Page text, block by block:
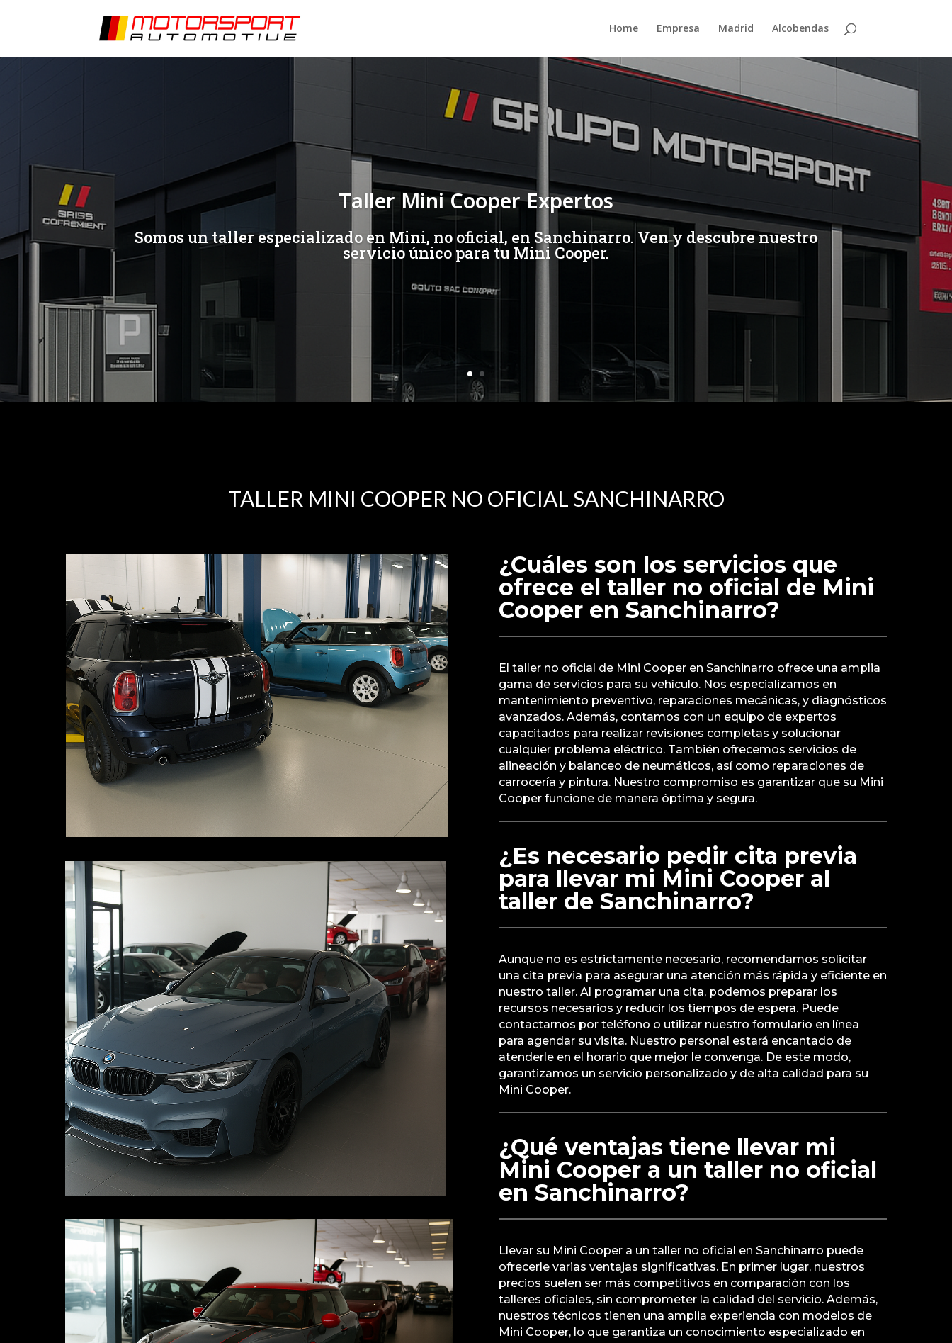
Home Empresa Madrid Alcobendas
Taller Mini Cooper Expertos
Somos un taller especializado en Mini, no oficial, en Sanchinarro. Ven y descubre nuestro
servicio único para tu Mini Cooper.
TALLER MINI COOPER NO OFICIAL SANCHINARRO
¿Cuáles son los servicios que
ofrece el taller no oficial de Mini
Cooper en Sanchinarro?
El taller no oficial de Mini Cooper en Sanchinarro ofrece una amplia
gama de servicios para su vehículo. Nos especializamos en
mantenimiento preventivo, reparaciones mecánicas, y diagnósticos
avanzados. Además, contamos con un equipo de expertos
capacitados para realizar revisiones completas y solucionar
cualquier problema eléctrico. También ofrecemos servicios de
alineación y balanceo de neumáticos, así como reparaciones de
carrocería y pintura. Nuestro compromiso es garantizar que su Mini
Cooper funcione de manera óptima y segura.
¿Es necesario pedir cita previa
para llevar mi Mini Cooper al
taller de Sanchinarro?
Aunque no es estrictamente necesario, recomendamos solicitar
una cita previa para asegurar una atención más rápida y eficiente en
nuestro taller. Al programar una cita, podemos preparar los
recursos necesarios y reducir los tiempos de espera. Puede
contactarnos por teléfono o utilizar nuestro formulario en línea
para agendar su visita. Nuestro personal estará encantado de
atenderle en el horario que mejor le convenga. De este modo,
garantizamos un servicio personalizado y de alta calidad para su
Mini Cooper.
¿Qué ventajas tiene llevar mi
Mini Cooper a un taller no oficial
en Sanchinarro?
Llevar su Mini Cooper a un taller no oficial en Sanchinarro puede
ofrecerle varias ventajas significativas. En primer lugar, nuestros
precios suelen ser más competitivos en comparación con los
talleres oficiales, sin comprometer la calidad del servicio. Además,
nuestros técnicos tienen una amplia experiencia con modelos de
Mini Cooper, lo que garantiza un conocimiento especializado en